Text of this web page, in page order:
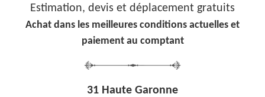
Estimation, devis et déplacement gratuits
Achat dans les meilleures conditions actuelles et
paiement au comptant
31 Haute Garonne